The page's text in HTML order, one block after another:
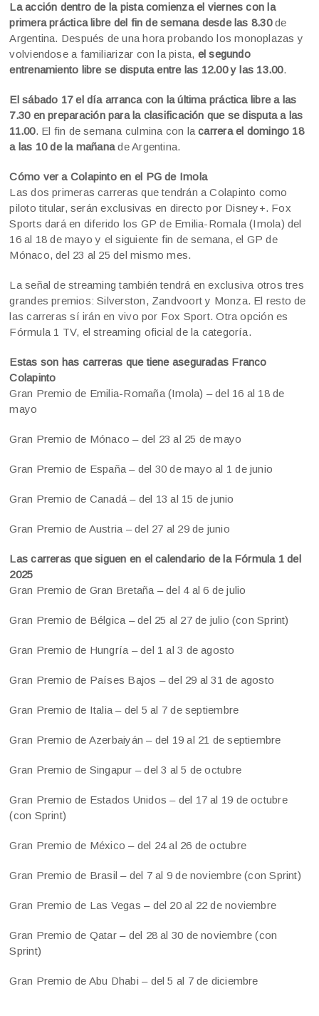
La acción dentro de la pista comienza el viernes con la
primera práctica libre del fin de semana desde las 8.30de
Argentina. Después de una hora probando los monoplazas y
volviendose a familiarizar con la pista, el segundo
entrenamiento libre se disputa entre las 12.00 y las 13.00.
El sábado 17 el día arranca con la última práctica libre a las
7.30 en preparación para la clasificación que se disputa a las
11.00. El fin de semana culmina con lacarrera el domingo 18
a las 10 de la mañanade Argentina.
Cómo ver a Colapinto en el PG de Imola
Las dos primeras carreras que tendrán a Colapinto como
piloto titular, serán exclusivas en directo por Disney+. Fox
Sports dará en diferido los GP de Emilia-Romala (Imola) del
16 al 18 de mayo y el siguiente fin de semana, el GP de
Mónaco, del 23 al 25 del mismo mes.
La señal de streaming también tendrá en exclusiva otros tres
grandes premios: Silverston, Zandvoort y Monza. El resto de
las carreras sí irán en vivo por Fox Sport. Otra opción es
Fórmula 1 TV, el streaming oficial de la categoría.
Estas son has carreras que tiene aseguradas Franco
Colapinto
Gran Premio de Emilia-Romaña (Imola) – del 16 al 18 de
mayo
Gran Premio de Mónaco – del 23 al 25 de mayo
Gran Premio de España – del 30 de mayo al 1 de junio
Gran Premio de Canadá – del 13 al 15 de junio
Gran Premio de Austria – del 27 al 29 de junio
Las carreras que siguen en el calendario de la Fórmula 1 del
2025
Gran Premio de Gran Bretaña – del 4 al 6 de julio
Gran Premio de Bélgica – del 25 al 27 de julio (con Sprint)
Gran Premio de Hungría – del 1 al 3 de agosto
Gran Premio de Países Bajos – del 29 al 31 de agosto
Gran Premio de Italia – del 5 al 7 de septiembre
Gran Premio de Azerbaiyán – del 19 al 21 de septiembre
Gran Premio de Singapur – del 3 al 5 de octubre
Gran Premio de Estados Unidos – del 17 al 19 de octubre
(con Sprint)
Gran Premio de México – del 24 al 26 de octubre
Gran Premio de Brasil – del 7 al 9 de noviembre (con Sprint)
Gran Premio de Las Vegas – del 20 al 22 de noviembre
Gran Premio de Qatar – del 28 al 30 de noviembre (con
Sprint)
Gran Premio de Abu Dhabi – del 5 al 7 de diciembre